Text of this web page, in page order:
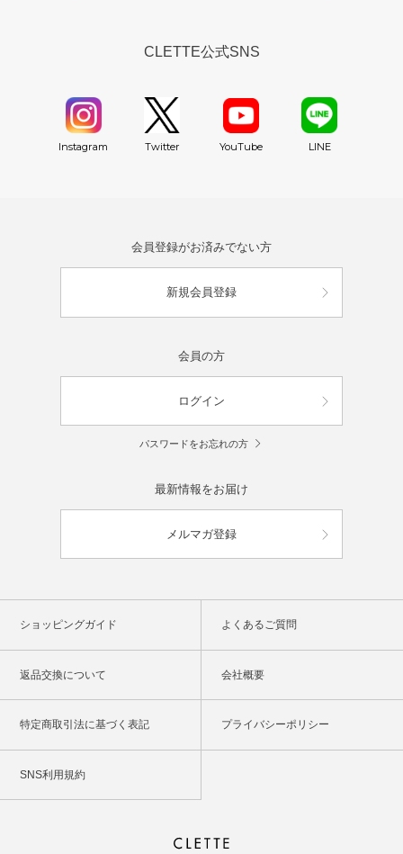
CLETTE公式SNS
Instagram Twitter YouTube LINE
会員登録がお済みでない方
新規会員登録
会員の方
ログイン
パスワードをお忘れの方
最新情報をお届け
メルマガ登録
ショッピングガイド よくあるご質問
返品交換について 会社概要
特定商取引法に基づく表記 プライバシーポリシー
SNS利用規約